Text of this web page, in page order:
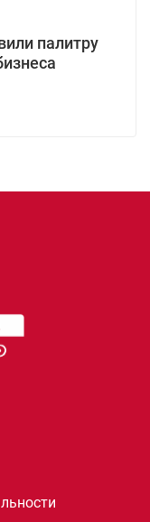
палитру